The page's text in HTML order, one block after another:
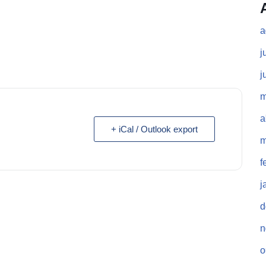
+ iCal / Outlook export